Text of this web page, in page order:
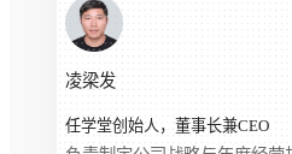
凌梁发
任学堂创始人，董事长兼CEO